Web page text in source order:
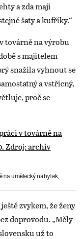
a zda mají
šaty a kufříky.“
továrně na výrobu
s majitelem
snažila vyhnout se
a vstřícný,
proč se
na umělecký nábytek,
zvykem, že ženy
doprovodu. „Měly
už to